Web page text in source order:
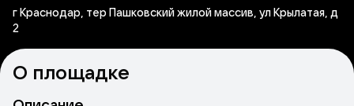
г Краснодар, тер Пашковский жилой массив, ул Крылатая, д
2
О площадке